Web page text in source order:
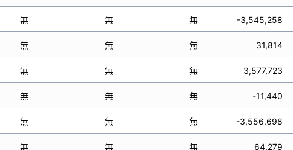
無 無 無 -3,545,258
無 無 無 31,814
無 無 無 3,577,723
無 無 無 -11,440
無 無 無 -3,556,698
無 無 無 64,279